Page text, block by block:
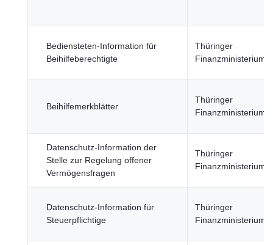
Bediensteten-Information für
Beihilfeberechtigte
Thüringer
Finanzministerium
Beihilfemerkblätter
Thüringer
Finanzministerium
Datenschutz-Information der
Stelle zur Regelung offener
Vermögensfragen
Thüringer
Finanzministerium
Datenschutz-Information für
Steuerpflichtige
Thüringer
Finanzministerium